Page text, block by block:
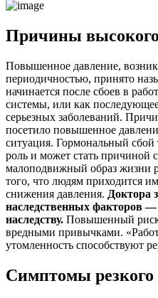
Причины
Повышенное давление,
периодичностью, принято
начинается после сбоев в
системы, или как
серьезных заболеваний.
посетило повышенное
ситуация. Гормональный
роль и может стать причиной
малоподвижный образ жизни
того, что людям приходится
снижения давления. Доктора
наследственных факторов —
наследству. Повышенный
вредными привычками.
утомленность способствуют
Симптомы резкого